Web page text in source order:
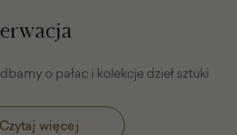
o pałac i kolekcje dzieł sztuki
Czytaj więcej